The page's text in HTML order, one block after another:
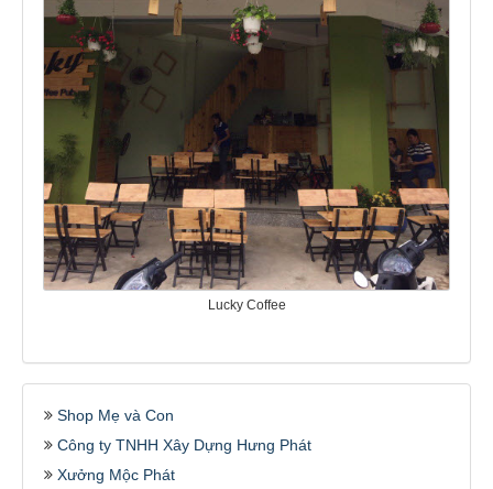
Lucky Coffee
Shop Mẹ và Con
Công ty TNHH Xây Dựng Hưng Phát
Xưởng Mộc Phát